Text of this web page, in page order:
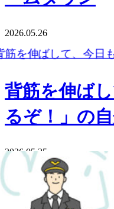
2026.05.26
背筋を伸ば
るぞ！」の
2026.05.25